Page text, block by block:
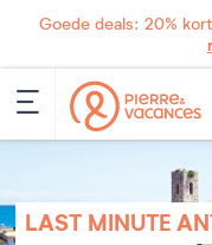
Goede deals: 20%
LAST MINUTE